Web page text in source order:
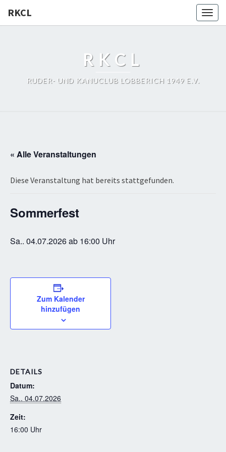
RKCL
RKCL
RUDER- UND KANUCLUB LOBBERICH 1949 E.V.
« Alle Veranstaltungen
Diese Veranstaltung hat bereits stattgefunden.
Sommerfest
Sa.. 04.07.2026 ab 16:00 Uhr
Zum Kalender
hinzufügen
DETAILS
Datum:
Sa.. 04.07.2026
Zeit:
16:00 Uhr